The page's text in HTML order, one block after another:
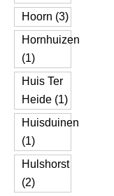
Hoorn (3)
Hornhuizen
(1)
Huis Ter
Heide (1)
Huisduinen
(1)
Hulshorst
(2)